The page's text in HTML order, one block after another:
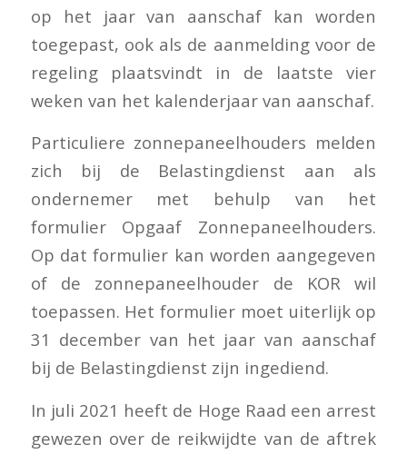
op het jaar van aanschaf kan worden
toegepast, ook als de aanmelding voor de
regeling plaatsvindt in de laatste vier
weken van het kalenderjaar van aanschaf.
Particuliere zonnepaneelhouders melden
zich bij de Belastingdienst aan als
ondernemer met behulp van het
formulier Opgaaf Zonnepaneelhouders.
Op dat formulier kan worden aangegeven
of de zonnepaneelhouder de KOR wil
toepassen. Het formulier moet uiterlijk op
31 december van het jaar van aanschaf
bij de Belastingdienst zijn ingediend.
In juli 2021 heeft de Hoge Raad een arrest
gewezen over de reikwijdte van de aftrek